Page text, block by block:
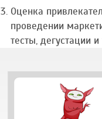
Оценка
проведении
тесты, дегустации и